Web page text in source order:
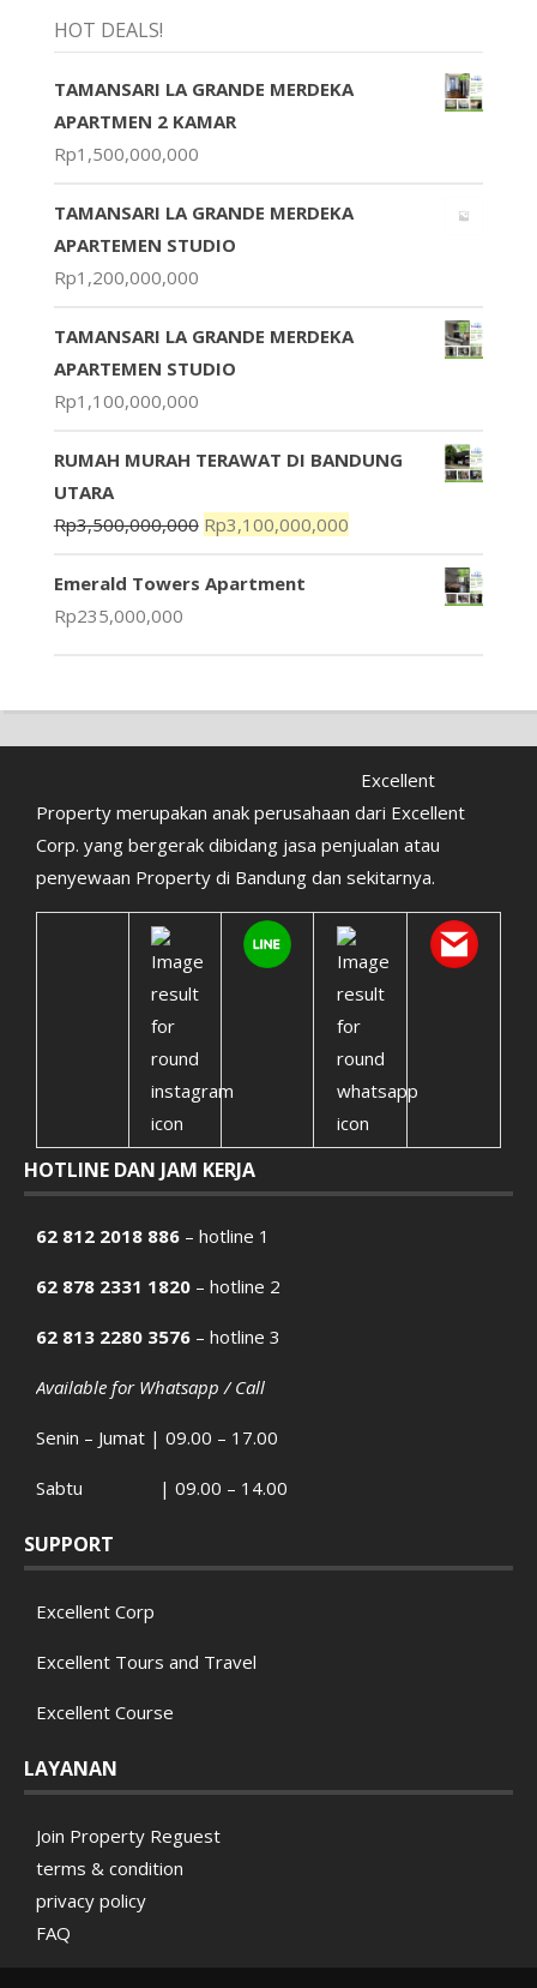
HOT DEALS!
TAMANSARI LA GRANDE MERDEKA
APARTMEN 2 KAMAR
Rp1,500,000,000
TAMANSARI LA GRANDE MERDEKA
APARTEMEN STUDIO
Rp1,200,000,000
TAMANSARI LA GRANDE MERDEKA
APARTEMEN STUDIO
Rp1,100,000,000
RUMAH MURAH TERAWAT DI BANDUNG
UTARA
Rp3,500,000,000 Rp3,100,000,000
Emerald Towers Apartment
Rp235,000,000
Excellent
Property merupakan anak perusahaan dari Excellent
Corp. yang bergerak dibidang jasa penjualan atau
penyewaan Property di Bandung dan sekitarnya.
HOTLINE DAN JAM KERJA
62 812 2018 886 – hotline 1
62 878 2331 1820 – hotline 2
62 813 2280 3576 – hotline 3
Available for Whatsapp / Call
Senin – Jumat | 09.00 – 17.00
Sabtu | 09.00 – 14.00
SUPPORT
Excellent Corp
Excellent Tours and Travel
Excellent Course
LAYANAN
Join Property Reguest
terms & condition
privacy policy
FAQ